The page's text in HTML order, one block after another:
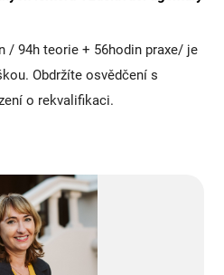
/ 94h teorie + 56hodin praxe/ je
Obdržíte osvědčení s
o rekvalifikaci.